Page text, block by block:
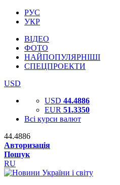
РУС
УКР
ВІДЕО
ФОТО
НАЙПОПУЛЯРНІШІ
СПЕЦПРОЕКТИ
USD
USD 44.4886
EUR 51.3350
Всі курси валют
44.4886
Авторизація
Пошук
RU